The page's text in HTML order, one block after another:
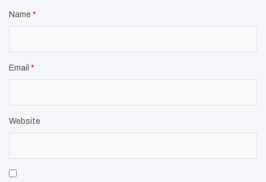
Name *
Email *
Website